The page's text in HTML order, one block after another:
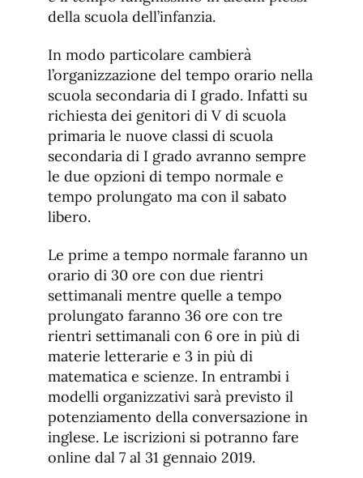
della scuola dell’infanzia.
In modo particolare cambierà
l’organizzazione del tempo orario nella
scuola secondaria di I grado. Infatti su
richiesta dei genitori di V di scuola
primaria le nuove classi di scuola
secondaria di I grado avranno sempre
le due opzioni di tempo normale e
tempo prolungato ma con il sabato
libero.
Le prime a tempo normale faranno un
orario di 30 ore con due rientri
settimanali mentre quelle a tempo
prolungato faranno 36 ore con tre
rientri settimanali con 6 ore in più di
materie letterarie e 3 in più di
matematica e scienze. In entrambi i
modelli organizzativi sarà previsto il
potenziamento della conversazione in
inglese. Le iscrizioni si potranno fare
online dal 7 al 31 gennaio 2019.